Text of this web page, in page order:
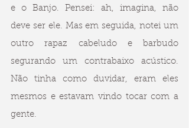
e o Banjo. Pensei: ah, imagina, não
deve ser ele. Mas em seguida, notei um
outro rapaz cabeludo e barbudo
segurando um contrabaixo acústico.
Não tinha como duvidar, eram eles
mesmos e estavam vindo tocar com a
gente.